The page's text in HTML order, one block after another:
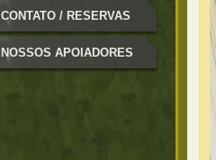
CONTATO / RESERVAS
NOSSOS APOIADORES